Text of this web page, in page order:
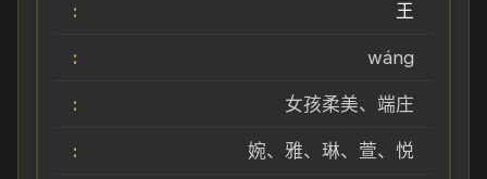
王
wáng
女孩柔美、端庄
婉、雅、琳、萱、悦